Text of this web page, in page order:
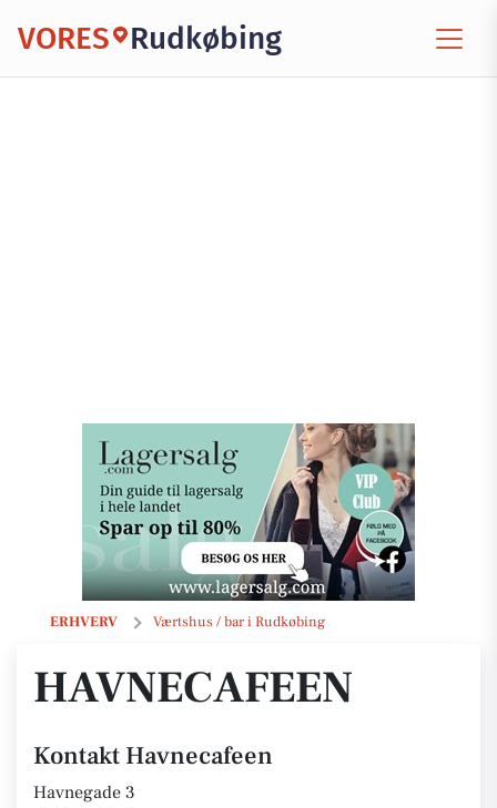
VORES Rudkøbing
ERHVERV Værtshus / bar i Rudkøbing
Havnecafeen
HAVNECAFEEN
Kontakt Havnecafeen
Havnegade 3